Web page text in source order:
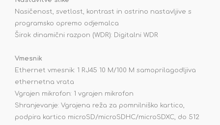
Nasičenost, svetlost, kontrast in ostrino nastavljive s
programsko opremo odjemalca
Širok dinamični razpon (WDR): Digitalni WDR
Vmesnik
Ethernet vmesnik: 1 RJ45 10 M/100 M samoprilagodljiva
ethernetna vrata
Vgrajen mikrofon: 1 vgrajen mikrofon
Shranjevanje: Vgrajena reža za pomnilniško kartico,
podpira kartico microSD/microSDHC/microSDXC, do 512